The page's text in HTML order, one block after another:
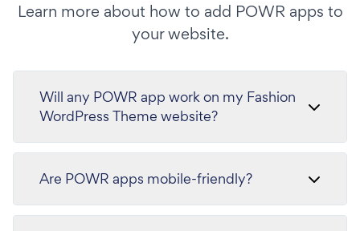
Learn more about how to add POWR apps to
your website.
Will any POWR app work on my Fashion
WordPress Theme website?
Are POWR apps mobile-friendly?